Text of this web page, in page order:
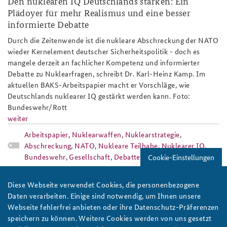
Plädoyer für mehr Realismus und eine besser
informierte Debatte
Durch die Zeitenwende ist die nukleare Abschreckung der NATO
wieder Kernelement deutscher Sicherheitspolitik - doch es
mangele derzeit an fachlicher Kompetenz und informierter
Debatte zu Nuklearfragen, schreibt Dr. Karl-Heinz Kamp. Im
aktuellen BAKS-Arbeitspapier macht er Vorschläge, wie
Deutschlands nuklearer IQ gestärkt werden kann. Foto:
Bundeswehr/Rott
weiter
Arbeitspapier, Nuklearwaffen, Nuklearstrategie,
Abschreckung, NATO, Nukleare Teilhabe,Nuklearer IQ,
Bundeswehr, Gesellschaft, Debatte
notunterkunft.jpg
Cookie-Einstellungen
Diese Webseite verwendet Cookies, die personenbezogene
Daten verarbeiten. Einige sind notwendig, um Ihnen unsere
Webseite fehlerfrei anbieten oder ihre Datenschutz-Präferenzen
speichern zu können. Weitere Cookies werden von uns gesetzt